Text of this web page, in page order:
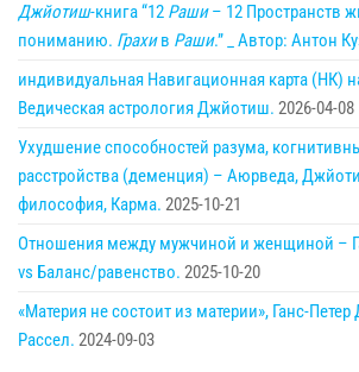
Джйотиш-книга “12 Раши– 12 Пространств
пониманию. Грахив Раши.” _ Автор: Антон
индивидуальная Навигационная карта (НК)
Ведическая астрология Джйотиш. 2026-04-08
Ухудшение способностей разума,
расстройства (деменция) – Аюрведа,
философия, Карма. 2025-10-21
Отношения между мужчиной и женщиной –
vs Баланс/равенство. 2025-10-20
«Материя не состоит из материи», Ганс-
Рассел. 2024-09-03